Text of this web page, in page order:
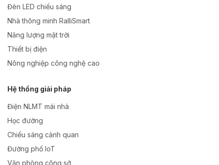
Đèn LED chiếu sáng
Nhà thông minh RalliSmart
Năng lượng mặt trời
Thiết bị điện
Nông nghiệp công nghệ cao
Hệ thống giải pháp
Điện NLMT mái nhà
Học đường
Chiếu sáng cảnh quan
Đường phố IoT
Văn phòng công sở